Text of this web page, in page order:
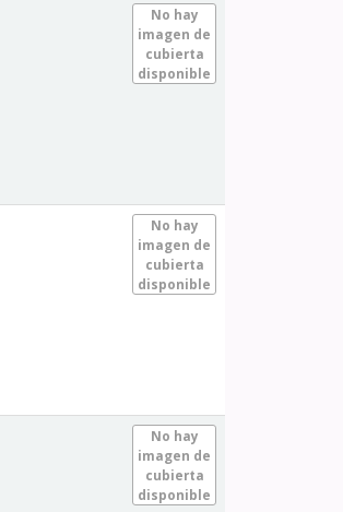
No hay
imagen de
cubierta
disponible
No hay
imagen de
cubierta
disponible
No hay
imagen de
cubierta
disponible